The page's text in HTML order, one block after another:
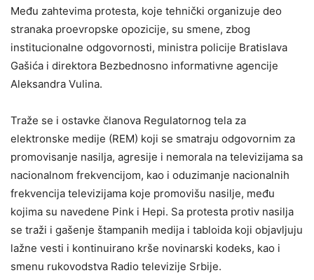
Među zahtevima protesta, koje tehnički organizuje deo
stranaka proevropske opozicije, su smene, zbog
institucionalne odgovornosti, ministra policije Bratislava
Gašića i direktora Bezbednosno informativne agencije
Aleksandra Vulina.
Traže se i ostavke članova Regulatornog tela za
elektronske medije (REM) koji se smatraju odgovornim za
promovisanje nasilja, agresije i nemorala na televizijama sa
nacionalnom frekvencijom, kao i oduzimanje nacionalnih
frekvencija televizijama koje promovišu nasilje, među
kojima su navedene Pink i Hepi. Sa protesta protiv nasilja
se traži i gašenje štampanih medija i tabloida koji objavljuju
lažne vesti i kontinuirano krše novinarski kodeks, kao i
smenu rukovodstva Radio televizije Srbije.